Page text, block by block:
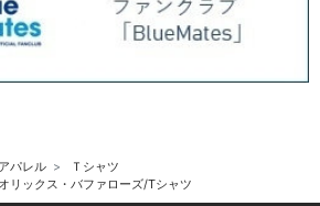
アパレル
Ｔシャツ
リックス・バファローズ/Tシャツ